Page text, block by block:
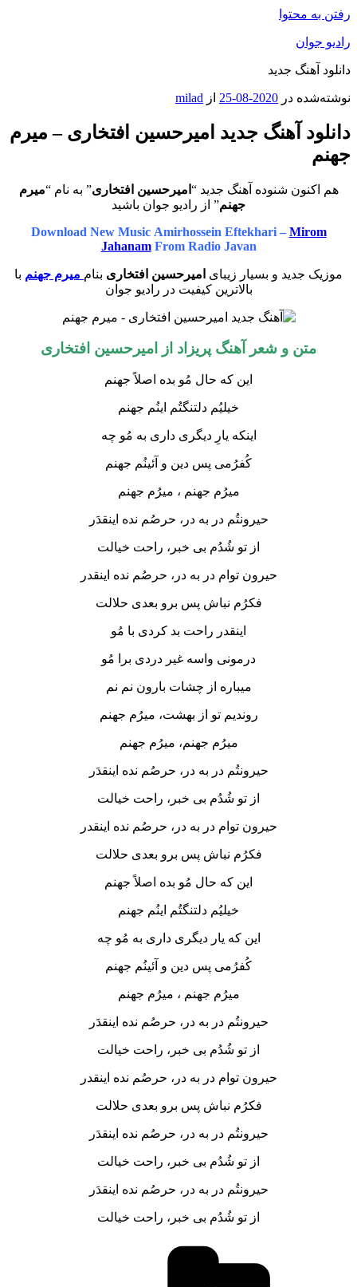
رفتن به محتوا
رادیو جوان
دانلود آهنگ جدید
نوشته‌شده در 2020-08-25 از milad
دانلود آهنگ جدید امیرحسین افتخاری – میرم
جهنم
هم اکنون شنوده آهنگ جدید “ امیرحسین افتخاری” به نام “میرم
جهنم” از رادیو جوان باشید
Download New Music Amirhossein Eftekhari – Mirom
JahanamFrom Radio Javan
موزیک جدید و بسیار زیبای امیرحسین افتخاری بنام میرم جهنم با
بالاترین کیفیت در رادیو جوان
متن و شعر آهنگ پریزاد از امیرحسین افتخاری
این که حال مُو بده اصلاً جهنم
خیلیُم دلتنگتُم اینُم جهنم
اینکه یارِ دیگری داری به مُو چه
کُفرُمی پس دین و آئینُم جهنم
میرُم جهنم ، میرُم جهنم
حیرونتُم در به در، حرصُم نده اینقدَر
از تو شُدُم بی خبر، راحت خیالت
حیرون توام در به در، حرصُم نده اینقدر
فکرُم نباش پس برو بعدی حلالت
اینقدر راحت بد کردی با مُو
درمونی واسه غیر دردی برا مُو
میباره از چشات بارون نم نم
روندیم تو از بهشت، میرُم جهنم
میرُم جهنم، میرُم جهنم
حیرونتُم در به در، حرصُم نده اینقدَر
از تو شُدُم بی خبر، راحت خیالت
حیرون توام در به در، حرصُم نده اینقدر
فکرُم نباش پس برو بعدی حلالت
این که حال مُو بده اصلاً جهنم
خیلیُم دلتنگتُم اینُم جهنم
این که یار دیگری داری به مُو چه
کُفرُمی پس دین و آئینُم جهنم
میرُم جهنم ، میرُم جهنم
حیرونتُم در به در، حرصُم نده اینقدَر
از تو شُدُم بی خبر، راحت خیالت
حیرون توام در به در، حرصُم نده اینقدر
فکرُم نباش پس برو بعدی حلالت
حیرونتُم در به در، حرصُم نده اینقدَر
از تو شُدُم بی خبر، راحت خیالت
حیرونتُم در به در، حرصُم نده اینقدَر
از تو شُدُم بی خبر، راحت خیالت